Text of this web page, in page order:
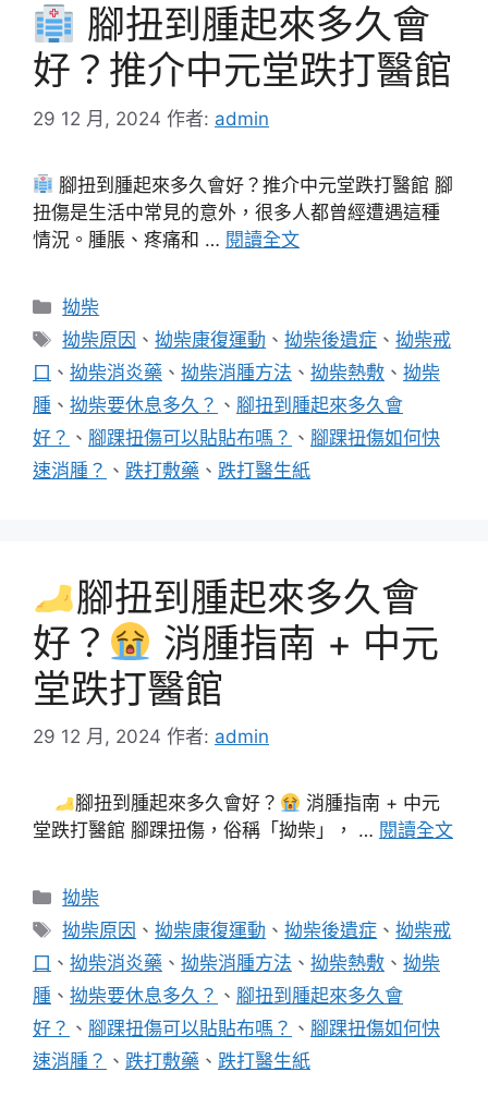
腳扭到腫起來多久會
好？推介中元堂跌打醫館
29 12 月, 2024 作者: admin
腳扭到腫起來多久會好？推介中元堂跌打醫館 腳
扭傷是生活中常見的意外，很多人都曾經遭遇這種
情況。腫脹、疼痛和 … 閱讀全文
分
類
拗柴
標
籤
拗柴原因 、拗柴康復運動 、拗柴後遺症 、拗柴戒
口 、 拗柴消炎藥 、 拗柴消腫方法 、 拗柴熱敷 、 拗柴
腫 、 拗柴要休息多久？ 、 腳扭到腫起來多久會
好？ 、 腳踝扭傷可以貼貼布嗎？ 、 腳踝扭傷如何快
速消腫？ 、 跌打敷藥 、 跌打醫生紙
腳扭到腫起來多久會
好？
消腫指南 + 中元
堂跌打醫館
29 12 月, 2024 作者: admin
腳扭到腫起來多久會好？
消腫指南 + 中元
堂跌打醫館 腳踝扭傷，俗稱「拗柴」， … 閱讀全文
分
類
拗柴
標
籤
拗柴原因 、拗柴康復運動 、拗柴後遺症 、拗柴戒
口 、 拗柴消炎藥 、 拗柴消腫方法 、 拗柴熱敷 、 拗柴
腫 、 拗柴要休息多久？ 、 腳扭到腫起來多久會
好？ 、 腳踝扭傷可以貼貼布嗎？ 、 腳踝扭傷如何快
速消腫？ 、 跌打敷藥 、 跌打醫生紙